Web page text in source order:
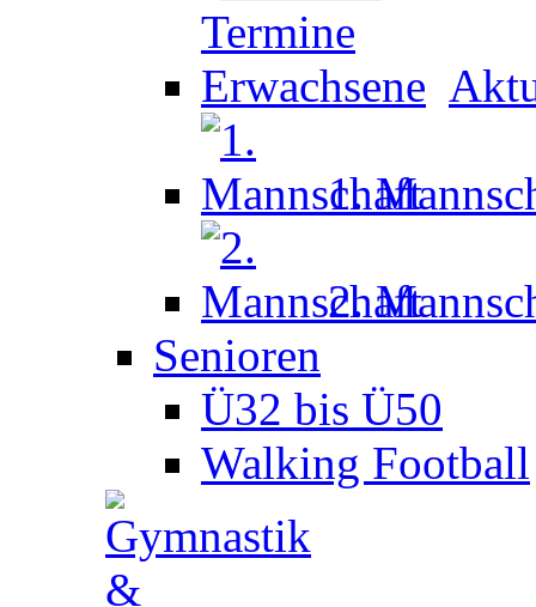
1.
2.
Senioren
Ü32 bis Ü50
Walking Football